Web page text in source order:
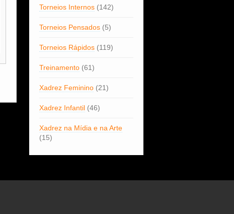
Torneios Internos(142)
Torneios Pensados(5)
Torneios Rápidos(119)
Treinamento(61)
Xadrez Feminino(21)
Xadrez Infantil(46)
Xadrez na Mídia e na Arte
(15)